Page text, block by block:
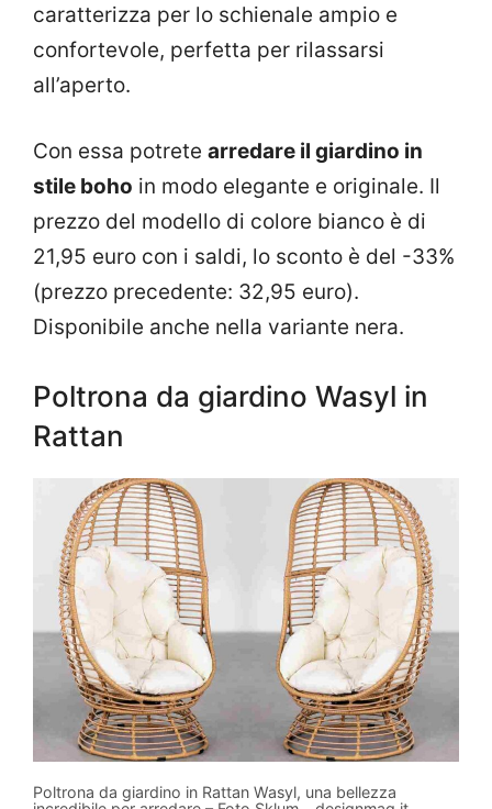
caratterizza per lo schienale ampio e
confortevole, perfetta per rilassarsi
all’aperto.
Con essa potrete arredare il giardino in
stile boho in modo elegante e originale. Il
prezzo del modello di colore bianco è di
21,95 euro con i saldi, lo sconto è del -33%
(prezzo precedente: 32,95 euro).
Disponibile anche nella variante nera.
Poltrona da giardino Wasyl in
Rattan
Poltrona da giardino in Rattan Wasyl, una bellezza